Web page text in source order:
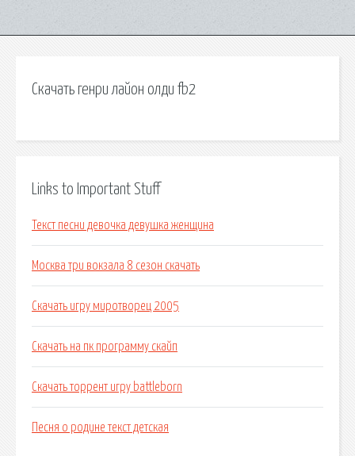
Скачать генри лайон олди fb2
Links to Important Stuff
Текст песни девочка девушка женщина
Москва три вокзала 8 сезон скачать
Скачать игру миротворец 2005
Скачать на пк программу скайп
Скачать торрент игру battleborn
Песня о родине текст детская